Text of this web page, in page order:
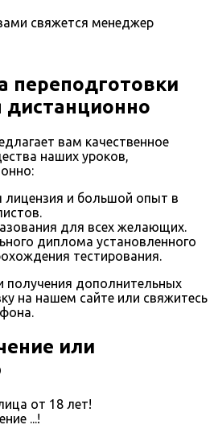
свяжется менеджер
переподготовки
дистанционно
вам качественное
наших уроков,
лицензия и большой опыт в
для всех желающих.
диплома установленного
тестирования.
получения дополнительных
на нашем сайте или свяжитесь
или
от 18 лет!
...!